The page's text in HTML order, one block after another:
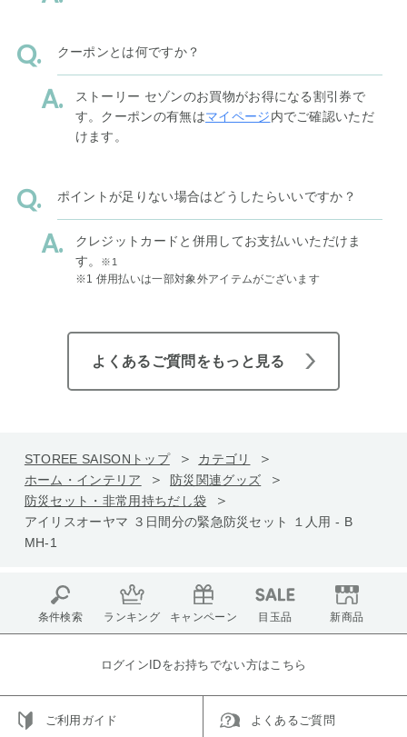
クーポンとは何ですか？
ストーリー セゾンのお買物がお得になる割引券で
す。クーポンの有無はマイページ内でご確認いただ
けます。
ポイントが足りない場合はどうしたらいいですか？
クレジットカードと併用してお支払いいただけま
す。
※1
※1 併用払いは一部対象外アイテムがございます
よくあるご質問をもっと見る
STOREE SAISONトップ
カテゴリ
ホーム・インテリア
防災関連グッズ
防災セット・非常用持ちだし袋
アイリスオーヤマ ３日間分の緊急防災セット １人用 - B
MH-1
条件検索 ランキング キャンペーン 目玉品 新商品
ログインIDをお持ちでない方はこちら
ご利用ガイド よくあるご質問